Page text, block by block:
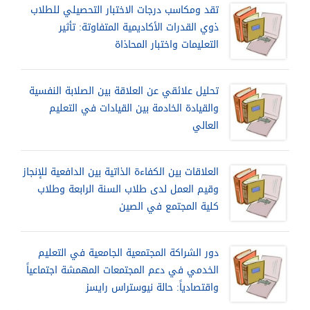
تقد ومكاسب درجات الاختبار التحصيلي للطلاب
ذوي القدرات الأكاديمية المتفاوتة: تأثير
التعليمات واختبار المحاذاة
تحليل علائقي عن العلاقة بين الصلابة النفسية
والقيادة الخادمة بين القيادات في التعليم
العالي
العلاقات بين الكفاءة الذاتية بين الدافعية للإنجاز
وقيم العمل لدى طلاب السنة الرابعة وطلاب
كلية المجتمع في الصين
دور الشراكة المجتمعية الجامعية في التعليم
الخدمي في دعم المجتمعات المهمشة اجتماعياً
واقتصادياً: حالة نيوستراس رايسز